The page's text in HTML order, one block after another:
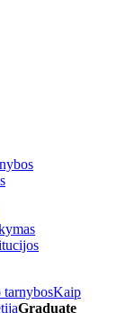
tarnybosKaip
Graduate